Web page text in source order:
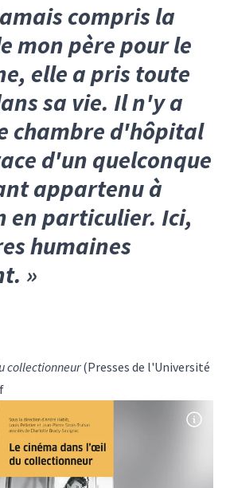
compris la
mon père pour le
elle a pris toute
sa vie. Il n'y a
chambre d'hôpital
d'un quelconque
appartenu à
en particulier. Ici,
humaines
»
collectionneur(Presses de l'Université